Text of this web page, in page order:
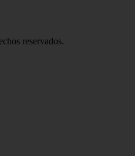
reservados.